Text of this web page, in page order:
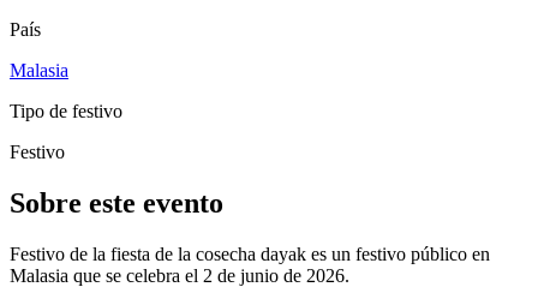
País
Malasia
Tipo de festivo
Festivo
Sobre este evento
Festivo de la fiesta de la cosecha dayak es un festivo público en
Malasia que se celebra el 2 de junio de 2026.